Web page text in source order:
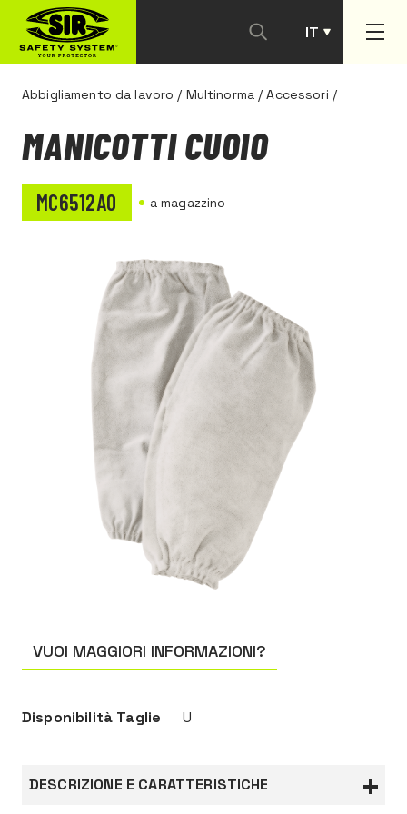
IT
PT
Abbigliamento da lavoro / Multinorma /Accessori /
VUOI MAGGIORI INFORMAZIONI?
Disponibilità Taglie U
DESCRIZIONE E CARATTERISTICHE
MANICOTTI CUOIO
MC6512A0 a magazzino